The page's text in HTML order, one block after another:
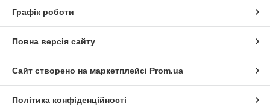
Графік роботи
Повна версія сайту
Сайт створено на маркетплейсі Prom.ua
Політика конфіденційності